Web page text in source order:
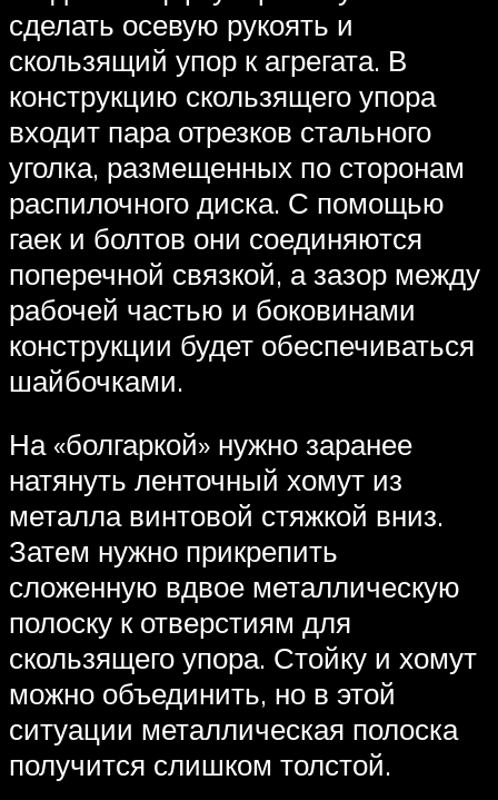
сделать осевую рукоять и
скользящий упор к агрегата. В
конструкцию скользящего упора
входит пара отрезков стального
уголка, размещенных по сторонам
распилочного диска. С помощью
гаек и болтов они соединяются
поперечной связкой, а зазор между
рабочей частью и боковинами
конструкции будет обеспечиваться
шайбочками.
На «болгаркой» нужно заранее
натянуть ленточный хомут из
металла винтовой стяжкой вниз.
Затем нужно прикрепить
сложенную вдвое металлическую
полоску к отверстиям для
скользящего упора. Стойку и хомут
можно объединить, но в этой
ситуации металлическая полоска
получится слишком толстой.